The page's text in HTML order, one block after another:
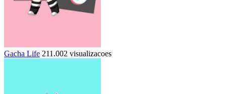
Gacha Life 211.002 visualizacoes